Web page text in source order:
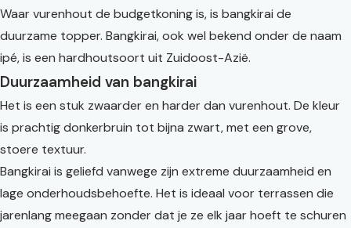
Waar vurenhout de budgetkoning is, is bangkirai de
duurzame topper. Bangkirai, ook wel bekend onder de naam
ipé, is een hardhoutsoort uit Zuidoost-Azië.
Duurzaamheid van bangkirai
Het is een stuk zwaarder en harder dan vurenhout. De kleur
is prachtig donkerbruin tot bijna zwart, met een grove,
stoere textuur.
Bangkirai is geliefd vanwege zijn extreme duurzaamheid en
lage onderhoudsbehoefte. Het is ideaal voor terrassen die
jarenlang meegaan zonder dat je ze elk jaar hoeft te schuren